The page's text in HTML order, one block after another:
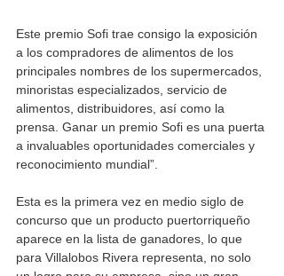
Este premio Sofi trae consigo la exposición
a los compradores de alimentos de los
principales nombres de los supermercados,
minoristas especializados, servicio de
alimentos, distribuidores, así como la
prensa. Ganar un premio Sofi es una puerta
a invaluables oportunidades comerciales y
reconocimiento mundial”.
Esta es la primera vez en medio siglo de
concurso que un producto puertorriqueño
aparece en la lista de ganadores, lo que
para Villalobos Rivera representa, no solo